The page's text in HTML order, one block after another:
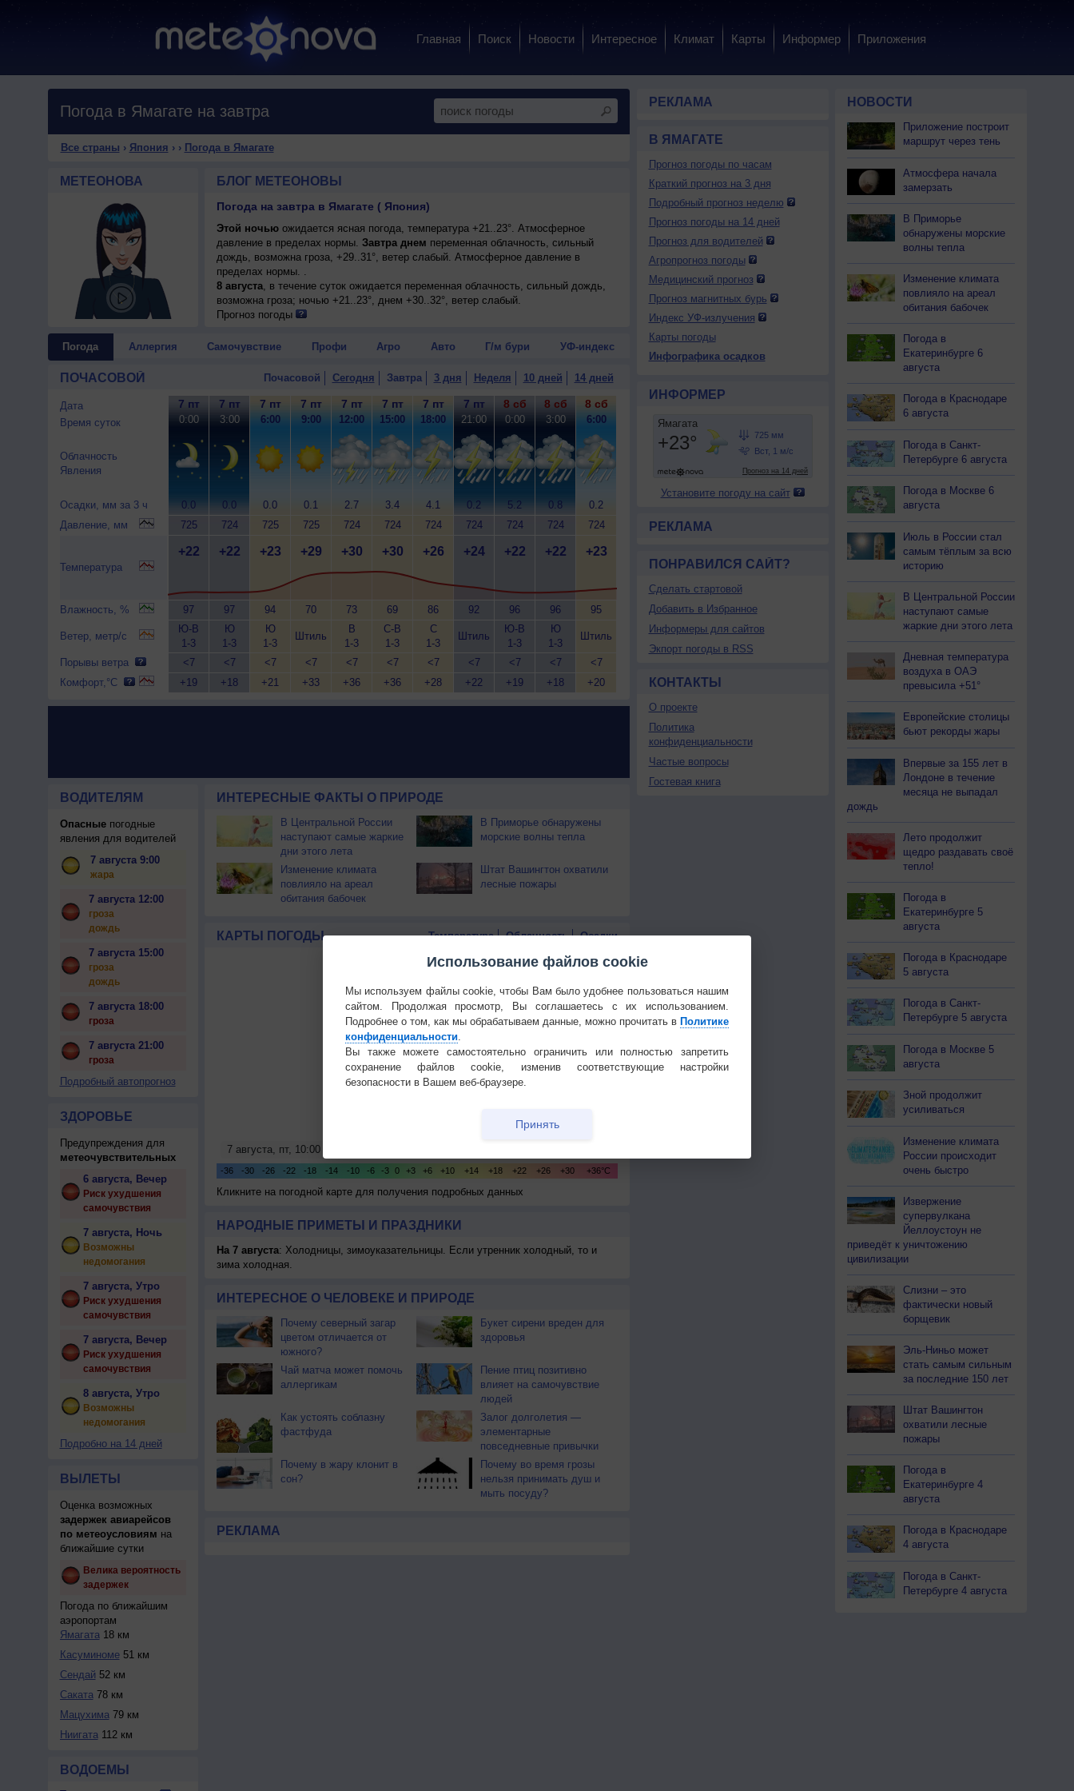
Главная Поиск Новости Интересное Климат Карты Информер Приложения
Погода в Ямагате на завтра
Все страны › Япония › › Погода в Ямагате
МЕТЕОНОВА БЛОГ МЕТЕОНОВЫ
Погода на завтра в Ямагате ( Япония)
Этой ночьюожидается ясная погода, температура +21..23°. Атмосферное
давление в пределах нормы. Завтра днем переменная облачность, сильный
дождь, возможна гроза, +29..31°, ветер слабый. Атмосферное давление в
пределах нормы. .
8 августа, в течение суток ожидается переменная облачность, сильный дождь,
возможна гроза; ночью +21..23°, днем +30..32°, ветер слабый.
Прогноз погоды
Погода Аллергия Самочувствие Профи Агро Авто Г/м бури УФ-индекс
ПОЧАСОВОЙ Почасовой Сегодня Завтра 3 дня Неделя 10 дней 14 дней
Дата
Время суток
Облачность
Явления
Осадки, мм за 3 ч
Давление, мм
Температура
Влажность, %
Ветер, метр/с
Порывы ветра
Комфорт,°C
7 пт
0:00
0.0
725
+22
97
Ю-В
1-3
<7
+19
7 пт
3:00
0.0
724
+22
97
Ю
1-3
<7
+18
7 пт
6:00
0.0
725
+23
94
Ю
1-3
<7
+21
7 пт
9:00
0.1
725
+29
70
Штиль
<7
+33
7 пт
12:00
2.7
724
+30
73
В
1-3
<7
+36
7 пт
15:00
3.4
724
+30
69
С-В
1-3
<7
+36
7 пт
18:00
4.1
724
+26
86
С
1-3
<7
+28
7 пт
21:00
0.2
724
+24
92
Штиль
<7
+22
8 сб
0:00
5.2
724
+22
96
Ю-В
1-3
<7
+19
8 сб
3:00
0.8
724
+22
96
Ю
1-3
<7
+18
8 сб
6:00
0.2
724
+23
95
Штиль
<7
+20
ВОДИТЕЛЯМ
Опасныепогодные
явления для водителей
7 августа 9:00
жара
7 августа 12:00
гроза
дождь
7 августа 15:00
гроза
дождь
7 августа 18:00
гроза
7 августа 21:00
гроза
Подробный автопрогноз
ЗДОРОВЬЕ
Предупреждения для
метеочувствительных
6 августа, Вечер
Риск ухудшения
самочувствия
7 августа, Ночь
Возможны
недомогания
7 августа, Утро
Риск ухудшения
самочувствия
7 августа, Вечер
Риск ухудшения
самочувствия
8 августа, Утро
Возможны
недомогания
Подробно на 14 дней
ВЫЛЕТЫ
Оценка возможных
задержек авиарейсов
по метеоусловиям на
ближайшие сутки
Велика вероятность
задержек
Погода по ближайшим
аэропортам
Ямагата18 км
Касуминоме51 км
Сендай 52 км
Саката78 км
Мацухима79 км
Ниигата112 км
ВОДОЕМЫ
ИНТЕРЕСНЫЕ ФАКТЫ О ПРИРОДЕ
В Центральной России
наступают самые жаркие
дни этого лета
В Приморье обнаружены
морские волны тепла
Изменение климата
повлияло на ареал
обитания бабочек
Штат Вашингтон охватили
лесные пожары
КАРТЫ ПОГОДЫ Температура Облачность Осадки
Кликните на погодной карте для получения подробных данных
НАРОДНЫЕ ПРИМЕТЫ И ПРАЗДНИКИ
На 7 августа: Холодницы, зимоуказательницы. Если утренник холодный, то и
зима холодная.
ИНТЕРЕСНОЕ О ЧЕЛОВЕКЕ И ПРИРОДЕ
Почему северный загар
цветом отличается от
южного?
Букет сирени вреден для
здоровья
Чай матча может помочь
аллергикам
Пение птиц позитивно
влияет на самочувствие
людей
Как устоять соблазну
фастфуда
Залог долголетия —
элементарные
повседневные привычки
Почему в жару клонит в
сон?
Почему во время грозы
нельзя принимать душ и
мыть посуду?
РЕКЛАМА
РЕКЛАМА
В ЯМАГАТЕ
Прогноз погоды по часам
Краткий прогноз на 3 дня
Подробный прогноз неделю
Прогноз погоды на 14 дней
Прогноз для водителей
Агропрогноз погоды
Медицинский прогноз
Прогноз магнитных бурь
Индекс УФ-излучения
Карты погоды
Инфографика осадков
ИНФОРМЕР
Установите погоду на сайт
РЕКЛАМА
ПОНРАВИЛСЯ САЙТ?
Сделать стартовой
Добавить в Избранное
Информеры для сайтов
Экпорт погоды в RSS
КОНТАКТЫ
О проекте
Политика
конфиденциальности
Частые вопросы
Гостевая книга
НОВОСТИ
Приложение построит
маршрут через тень
Атмосфера начала
замерзать
В Приморье
обнаружены морские
волны тепла
Изменение климата
повлияло на ареал
обитания бабочек
Погода в
Екатеринбурге 6
августа
Погода в Краснодаре
6 августа
Погода в Санкт-
Петербурге 6 августа
Погода в Москве 6
августа
Июль в России стал
самым тёплым за всю
историю
В Центральной России
наступают самые
жаркие дни этого лета
Дневная температура
воздуха в ОАЭ
превысила +51°
Европейские столицы
бьют рекорды жары
Впервые за 155 лет в
Лондоне в течение
месяца не выпадал
дождь
Лето продолжит
щедро раздавать своё
тепло!
Погода в
Екатеринбурге 5
августа
Погода в Краснодаре
5 августа
Погода в Санкт-
Петербурге 5 августа
Погода в Москве 5
августа
Зной продолжит
усиливаться
Изменение климата
России происходит
очень быстро
Извержение
супервулкана
Йеллоустоун не
приведёт к уничтожению
цивилизации
Слизни – это
фактически новый
борщевик
Эль-Ниньо может
стать самым сильным
за последние 150 лет
Штат Вашингтон
охватили лесные
пожары
Погода в
Екатеринбурге 4
августа
Погода в Краснодаре
4 августа
Погода в Санкт-
Петербурге 4 августа
Использование файлов cookie
Мы используем файлы cookie, чтобы Вам было удобнее пользоваться нашим
сайтом. Продолжая просмотр, Вы соглашаетесь с их использованием.
Подробнее о том, как мы обрабатываем данные, можно прочитать в Политике
конфиденциальности
Вы также можете самостоятельно ограничить или полностью запретить
сохранение файлов cookie, изменив соответствующие настройки
безопасности в Вашем веб-браузере.
Принять